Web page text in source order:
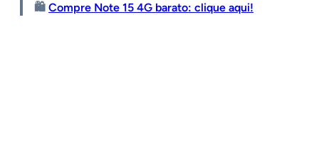
🛍️ Compre Note 15 4G barato: clique aqui!